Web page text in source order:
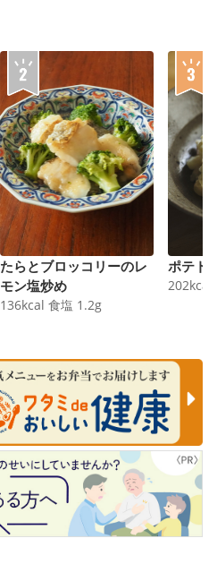
たらとブロッコリーのレ
モン塩炒め
136kcal 食塩 1.2g
ポテト
202kcal